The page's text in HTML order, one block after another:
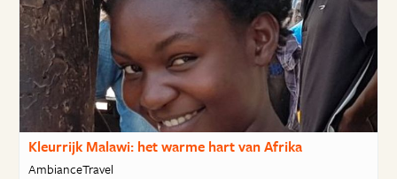
Kleurrijk Malawi: het warme hart van Afrika
AmbianceTravel